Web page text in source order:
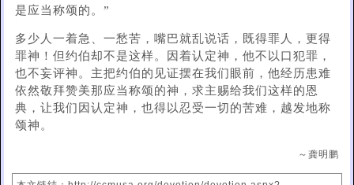
是应当称颂的。”
多少人一着急、一愁苦，嘴巴就乱说话，既得罪人，更得
罪神！但约伯却不是这样。因着认定神，他不以口犯罪，
也不妄评神。主把约伯的见证摆在我们眼前，他经历患难
依然敬拜赞美那应当称颂的神，求主赐给我们这样的恩
典，让我们因认定神，也得以忍受一切的苦难，越发地称
颂神。
～龚明鹏